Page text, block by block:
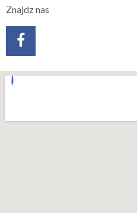
Znajdz nas